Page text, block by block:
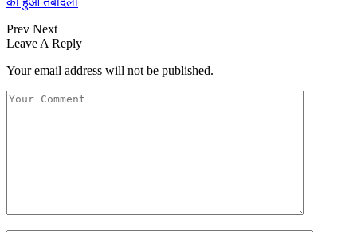
Prev Next
Leave A Reply
Your email address will not be published.